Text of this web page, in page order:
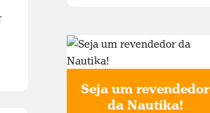
Seja um revendedor
da Nautika!